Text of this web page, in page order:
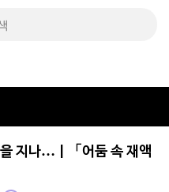
지나… | 「어둠 속 재액